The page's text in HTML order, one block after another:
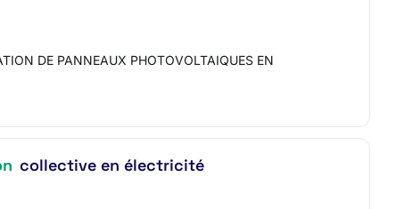
DE PANNEAUX PHOTOVOLTAIQUES EN
collective en électricité